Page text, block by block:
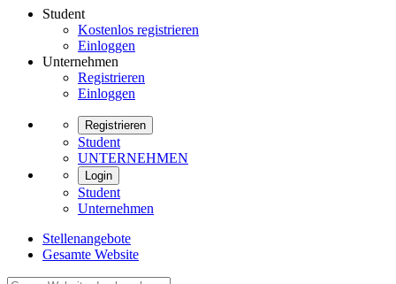
Student
Kostenlos registrieren
Einloggen
Unternehmen
Registrieren
Einloggen
Registrieren
Student
UNTERNEHMEN
Login
Student
Unternehmen
Stellenangebote
Gesamte Website